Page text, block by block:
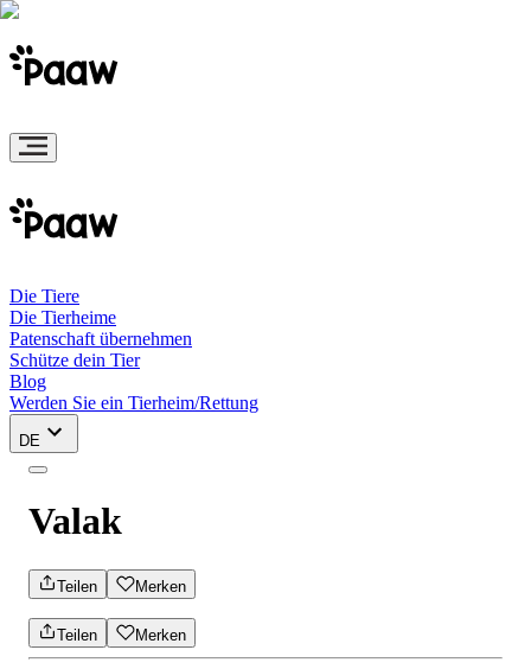
Die Tiere
Die Tierheime
Patenschaft übernehmen
Schütze dein Tier
Blog
Werden Sie ein Tierheim/Rettung
DE
Valak
Teilen Merken
Teilen Merken